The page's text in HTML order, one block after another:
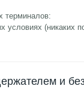
терминалов:
условиях (никаких
и